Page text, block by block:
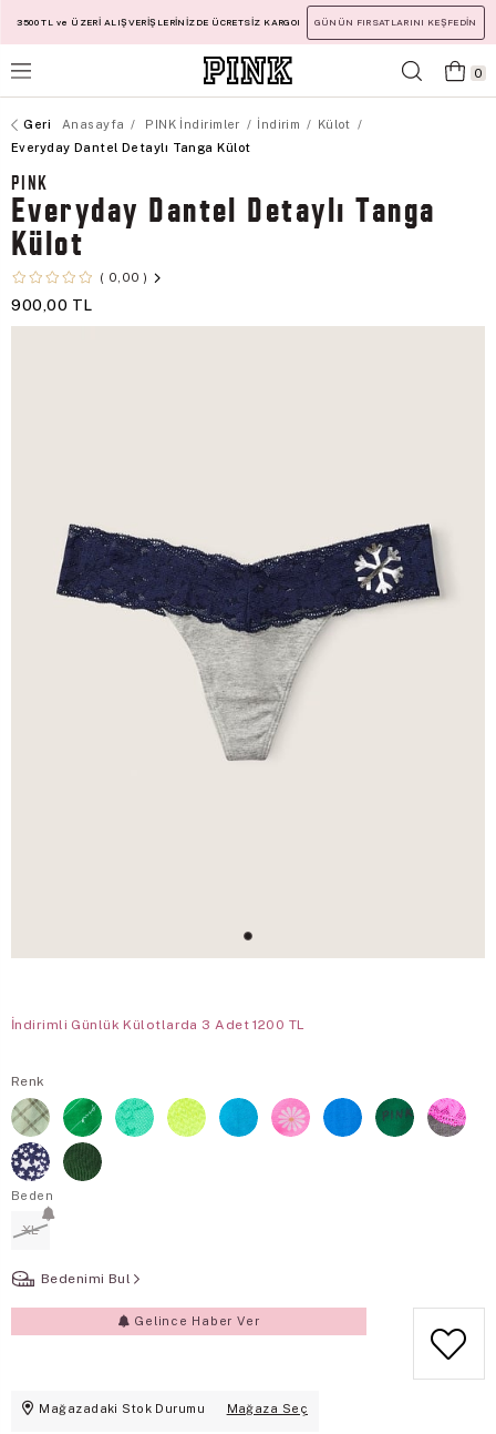
3500 TL ve ÜZERİ ALIŞVERİŞLERİNİZDE ÜCRETSİZ KARGO! GÜNÜN FIRSATLARINI KEŞFEDİN
0
Anasayfa PINK İndirimler İndirim
Külot
Everyday Dantel Detaylı Tanga Külot
PINK
Everyday Dantel Detaylı Tanga
Külot
0,00
900,00 TL
İndirimli Günlük Külotlarda 3 Adet 1200 TL
Renk
Beden
XL
Bedenimi Bul
Gelince Haber Ver
Mağazadaki Stok Durumu Mağaza Seç